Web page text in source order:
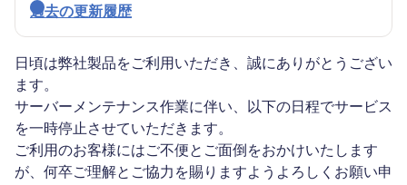
過去の更新履歴
日頃は弊社製品をご利用いただき、誠にありがとうござい
ます。
サーバーメンテナンス作業に伴い、以下の日程でサービス
を一時停止させていただきます。
ご利用のお客様にはご不便とご面倒をおかけいたします
が、何卒ご理解とご協力を賜りますようよろしくお願い申